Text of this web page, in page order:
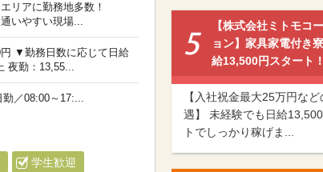
リアに勤務地多数！
いやすい現場...
円 ▼勤務日数に応じて日給
夜勤：13,55...
／08:00～17:...
学生歓迎
【株式会社ミトモコ
ョン】家具家電付き
給13,500円スタート！
【入社祝金最大25万円な
遇】 未経験でも日給
トでしっかり稼げま...